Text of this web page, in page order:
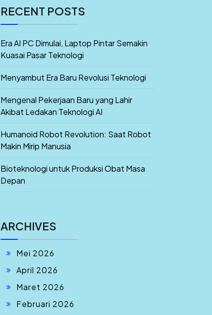
RECENT POSTS
Era AI PC Dimulai, Laptop Pintar Semakin
Kuasai Pasar Teknologi
Menyambut Era Baru Revolusi Teknologi
Mengenal Pekerjaan Baru yang Lahir
Akibat Ledakan Teknologi AI
Humanoid Robot Revolution: Saat Robot
Makin Mirip Manusia
Bioteknologi untuk Produksi Obat Masa
Depan
ARCHIVES
Mei 2026
April 2026
Maret 2026
Februari 2026